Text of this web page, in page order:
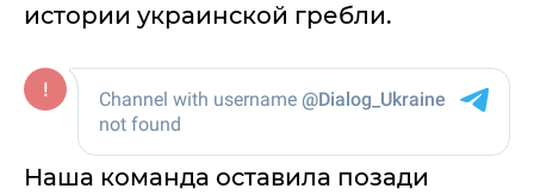
истории украинской гребли.
Наша команда оставила позади